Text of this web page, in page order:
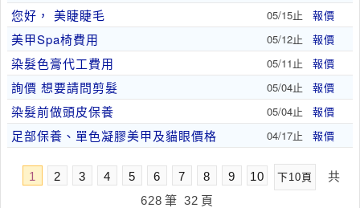
您好， 美睫睫毛 05/15止 報價
美甲Spa椅費用 05/12止 報價
染髮色膏代工費用 05/11止 報價
詢價 想要請問剪髮 05/04止 報價
染髮前做頭皮保養 05/04止 報價
足部保養、單色凝膠美甲及貓眼價格 04/17止 報價
1 2 3 4 5 6 7 8 9 10 下10頁
共
628 筆 32 頁